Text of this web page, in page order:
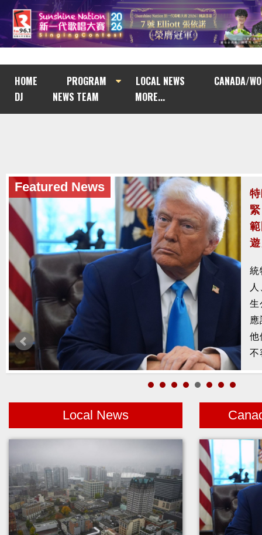
HOME PROGRAM LOCAL NEWS
CANADA/
DJ
NEWS TEAM MORE...
Featured News
槍
示
者
Local News